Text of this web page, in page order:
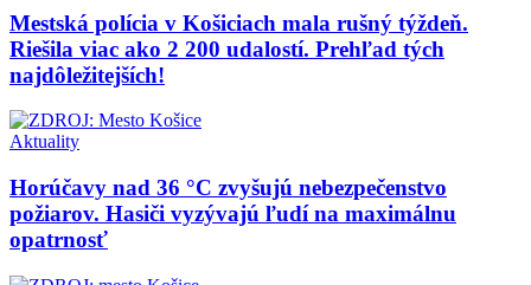
Mestská polícia v Košiciach mala rušný týždeň.
Riešila viac ako 2 200 udalostí. Prehľad tých
najdôležitejších!
Aktuality
Horúčavy nad 36 °C zvyšujú nebezpečenstvo
požiarov. Hasiči vyzývajú ľudí na maximálnu
opatrnosť